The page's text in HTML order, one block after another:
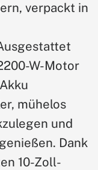
verpackt in
W-Motor
mühelos
und
Dank
10-Zoll-